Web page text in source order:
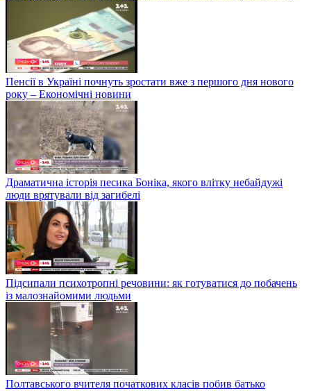
Пенсії в Україні почнуть зростати вже з першого дня нового
року – Економічні новини
Драматична історія песика Боніка, якого влітку небайдужі
люди врятували від загибелі
Підсипали психотропні речовини: як готуватися до побачень
із малознайомими людьми
Полтавського вчителя початкових класів побив батько